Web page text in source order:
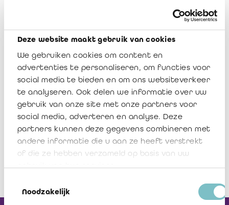
Deze website maakt gebruik van cookies
We gebruiken cookies om content en
advertenties te personaliseren, om functies voor
social media te bieden en om ons websiteverkeer
te analyseren. Ook delen we informatie over uw
gebruik van onze site met onze partners voor
social media, adverteren en analyse. Deze
partners kunnen deze gegevens combineren met
andere informatie die u aan ze heeft verstrekt
of die ze hebben verzameld op basis van uw
Noodzakelijk
AuP Risk Mitigating Techniques (mise à
jour décembre 2023)
Télécharger
AuP Questionnaire
Télécharger